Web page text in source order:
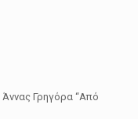
Γρηγόρα “Από